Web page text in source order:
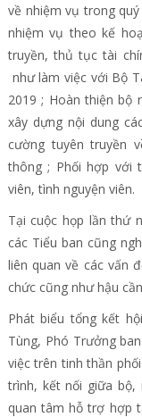
về nhiệm vụ trong
nhiệm vụ theo kế
truyền, thủ tục tài
như làm việc với Bộ
2019 ; Hoàn thiện bộ
xây dựng nội dung
cường tuyên truyền
thông ; Phối hợp với
viên, tình nguyện viên.
Tại cuộc họp lần thứ
các Tiểu ban cũng
liên quan về các vấn
chức cũng như hậu
Phát biểu tổng kết
Tùng, Phó Trưởng
việc trên tinh thần
trình, kết nối giữa bộ,
quan tâm hỗ trợ hợp